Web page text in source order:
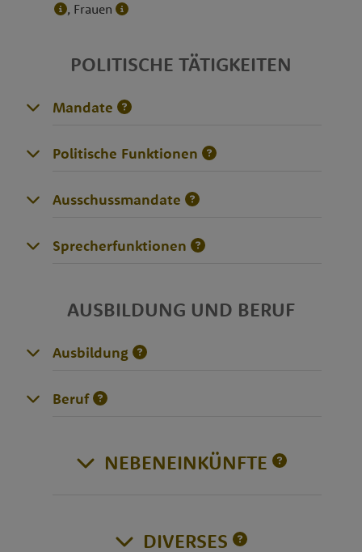
, Frauen
POLITISCHE TÄTIGKEITEN
Mandate
Politische Funktionen
Ausschussmandate
Sprecherfunktionen
AUSBILDUNG UND BERUF
Ausbildung
Beruf
NEBENEINKÜNFTE
DIVERSES